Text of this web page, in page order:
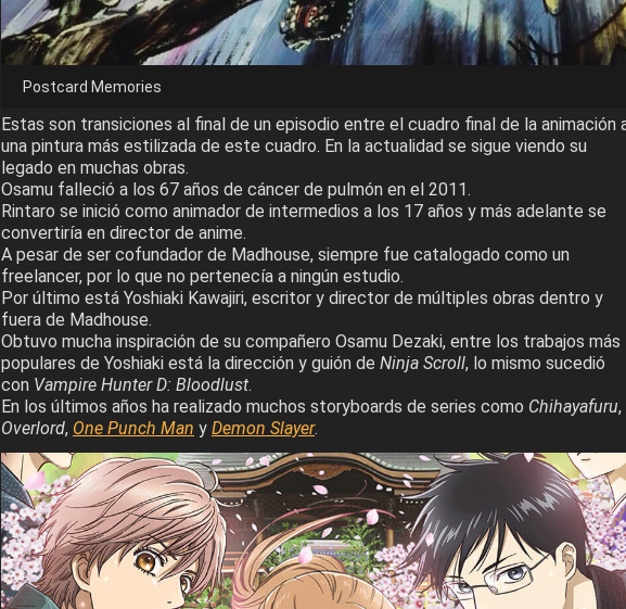
Postcard Memories
Estas son transiciones al final de un episodio entre el cuadro final de la animación
una pintura más estilizada de este cuadro. En la actualidad se sigue viendo su
legado en muchas obras.
Osamu falleció a los 67 años de cáncer de pulmón en el 2011.
Rintaro se inició como animador de intermedios a los 17 años y más adelante se
convertiría en director de anime.
A pesar de ser cofundador de Madhouse, siempre fue catalogado como un
freelancer, por lo que no pertenecía a ningún estudio.
Por último está Yoshiaki Kawajiri, escritor y director de múltiples obras dentro y
fuera de Madhouse.
Obtuvo mucha inspiración de su compañero Osamu Dezaki, entre los trabajos más
populares de Yoshiaki está la dirección y guión de Ninja Scroll, lo mismo sucedió
con Vampire Hunter D: Bloodlust.
En los últimos años ha realizado muchos storyboards de series como Chihayafuru,
Overlord, One Punch Man y Demon Slayer.